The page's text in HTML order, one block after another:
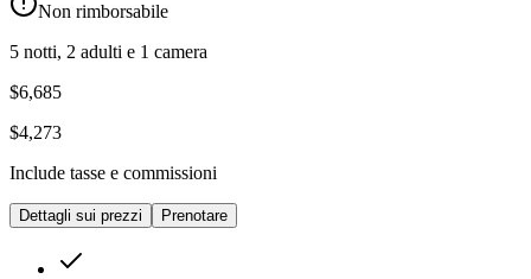
Non rimborsabile
5 notti, 2 adulti e 1 camera
$6,685
$4,273
Include tasse e commissioni
Dettagli sui prezzi Prenotare